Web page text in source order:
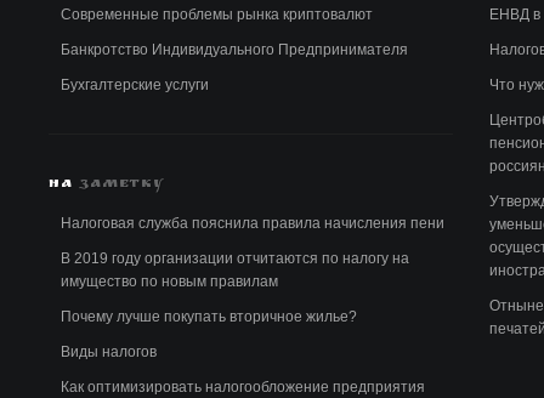
Современные проблемы рынка криптовалют
Банкротство Индивидуального Предпринимателя
Бухгалтерские услуги
НА ЗАМЕТКУ
Налоговая служба пояснила правила начисления пени
В 2019 году организации отчитаются по налогу на
имущество по новым правилам
Почему лучше покупать вторичное жилье?
Виды налогов
Как оптимизировать налогообложение предприятия
ЕНВД в
Что
Отныне